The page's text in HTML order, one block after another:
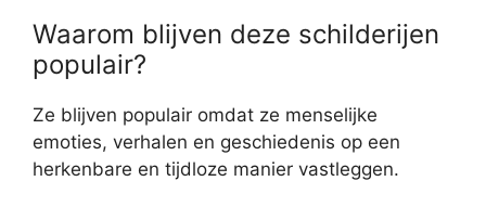
Waarom blijven deze schilderijen
populair?
Ze blijven populair omdat ze menselijke
emoties, verhalen en geschiedenis op een
herkenbare en tijdloze manier vastleggen.